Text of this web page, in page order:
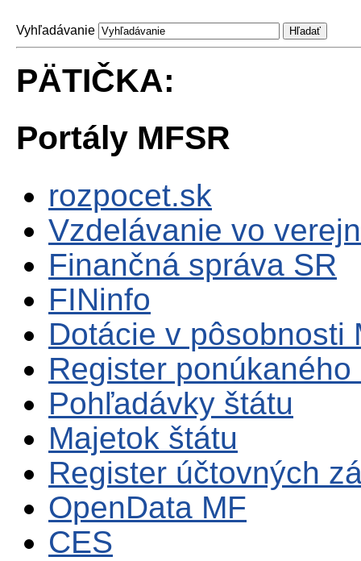
Vyhľadávanie
PÄTIČKA:
Portály MFSR
rozpocet.sk
Vzdelávanie vo
Finančná správa SR
FINinfo
Dotácie v pôsobnosti
Register
Pohľadávky štátu
Majetok štátu
Register účtovných
OpenData MF
CES